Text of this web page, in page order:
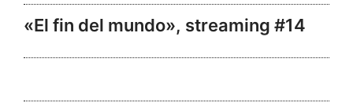
«El fin del mundo», streaming #14